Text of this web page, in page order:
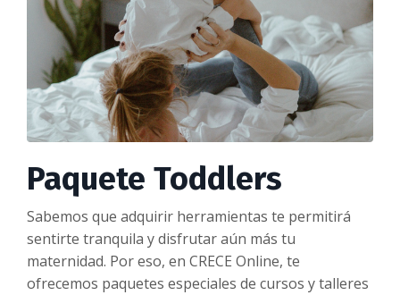
Paquete Toddlers
Sabemos que adquirir herramientas te permitirá
sentirte tranquila y disfrutar aún más tu
maternidad. Por eso, en CRECE Online, te
ofrecemos paquetes especiales de cursos y talleres